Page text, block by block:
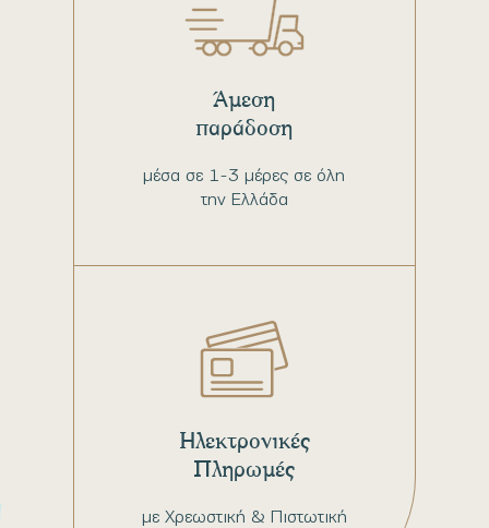
μέσα σε 1-3 μέρες σε όλη
την Ελλάδα
Άμεση
παράδοση
με Χρεωστική & Πιστωτική
Ηλεκτρονικές
Πληρωμές